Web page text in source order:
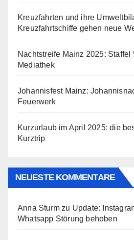
Kreuzfahrten und ihre
Kreuzfahrtschiffe gehen neue
Nachtstreife Mainz 2025: Staffel
Mediathek
Johannisfest Mainz:
Feuerwerk
Kurzurlaub im April 2025: die
Kurztrip
NEUESTE KOMMENTARE
Anna Sturm zu Update:
Whatsapp Störung behoben